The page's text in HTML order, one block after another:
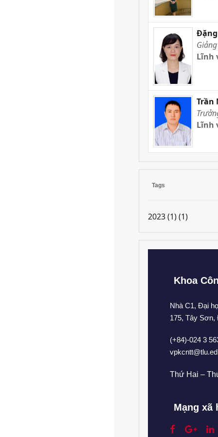
Lĩnh
Trần
Lĩnh
Tags
2023 (1)(1)
Khoa
Nhà C1, Đại
175, Tây
(+84)-024 3
Thứ Hai –
Mạng xã